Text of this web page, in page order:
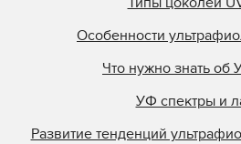
Особенности
Что нужно знать об
УФ спектры и
Развитие тенденций